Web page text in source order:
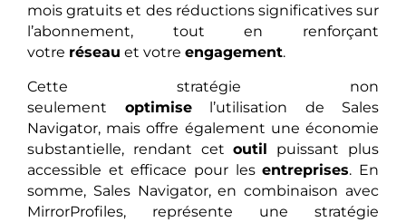
mois gratuits et des réductions significatives sur
l’abonnement, tout en renforçant
votre réseau et votre engagement.
Cette stratégie non
seulement optimisel’utilisation de Sales
Navigator, mais offre également une économie
substantielle, rendant cetoutil puissant plus
accessible et efficace pour lesentreprises. En
somme, Sales Navigator, en combinaison avec
MirrorProfiles, représente une stratégie